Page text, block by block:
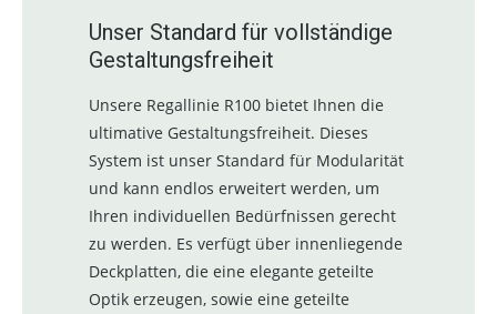
Unser Standard für vollständige
Gestaltungsfreiheit
Unsere Regallinie R100 bietet Ihnen die
ultimative Gestaltungsfreiheit. Dieses
System ist unser Standard für Modularität
und kann endlos erweitert werden, um
Ihren individuellen Bedürfnissen gerecht
zu werden. Es verfügt über innenliegende
Deckplatten, die eine elegante geteilte
Optik erzeugen, sowie eine geteilte